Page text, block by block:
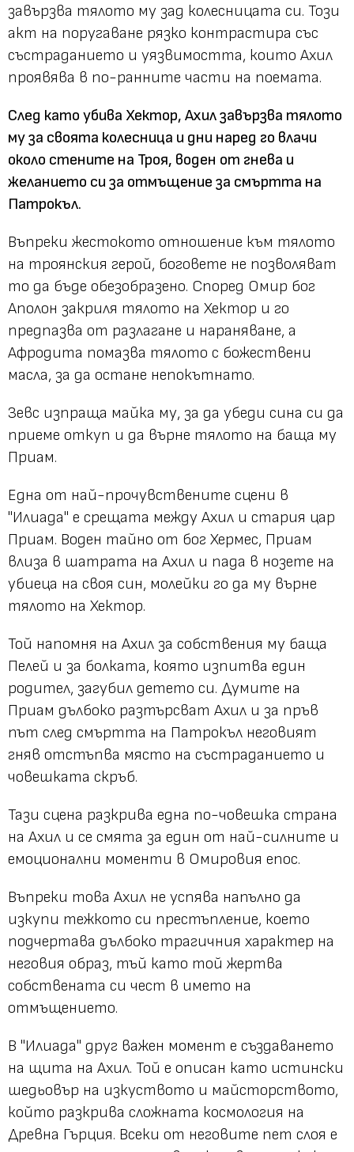
завързва тялото му зад колесницата си. Този
акт на поругаване рязко контрастира със
състраданието и уязвимостта, които Ахил
проявява в по-ранните части на поемата.
След като убива Хектор, Ахил завързва тялото
му за своята колесница и дни наред го влачи
около стените на Троя, воден от гнева и
желанието си за отмъщение за смъртта на
Патрокъл.
Въпреки жестокото отношение към тялото
на троянския герой, боговете не позволяват
то да бъде обезобразено. Според Омир бог
Аполон закриля тялото на Хектор и го
предпазва от разлагане и нараняване, а
Афродита помазва тялото с божествени
масла, за да остане непокътнато.
Зевс изпраща майка му, за да убеди сина си да
приеме откуп и да върне тялото на баща му
Приам.
Една от най-прочувствените сцени в
"Илиада" е срещата между Ахил и стария цар
Приам. Воден тайно от бог Хермес, Приам
влиза в шатрата на Ахил и пада в нозете на
убиеца на своя син, молейки го да му върне
тялото на Хектор.
Той напомня на Ахил за собствения му баща
Пелей и за болката, която изпитва един
родител, загубил детето си. Думите на
Приам дълбоко разтърсват Ахил и за пръв
път след смъртта на Патрокъл неговият
гняв отстъпва място на състраданието и
човешката скръб.
Тази сцена разкрива една по-човешка страна
на Ахил и се смята за един от най-силните и
емоционални моменти в Омировия епос.
Въпреки това Ахил не успява напълно да
изкупи тежкото си престъпление, което
подчертава дълбоко трагичния характер на
неговия образ, тъй като той жертва
собствената си чест в името на
отмъщението.
В "Илиада" друг важен момент е създаването
на щита на Ахил. Той е описан като истински
шедьовър на изкуството и майсторството,
който разкрива сложната космология на
Древна Гърция. Всеки от неговите пет слоя е